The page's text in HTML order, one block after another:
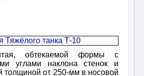
обтекаемой формы с
углами наклона стенок и
толщиной от 250-мм в носовой